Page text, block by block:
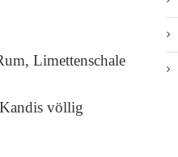
Limettenschale
völlig